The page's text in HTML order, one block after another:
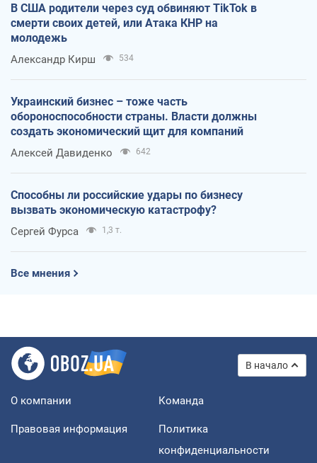
В США родители через суд обвиняют TikTok в
смерти своих детей, или Атака КНР на
молодежь
Александр Кирш 534
Украинский бизнес – тоже часть
обороноспособности страны. Власти должны
создать экономический щит для компаний
Алексей Давиденко 642
Способны ли российские удары по бизнесу
вызвать экономическую катастрофу?
Сергей Фурса 1,3 т.
Все мнения
В начало
О компании Команда
Правовая информация
Политика
конфиденциальности